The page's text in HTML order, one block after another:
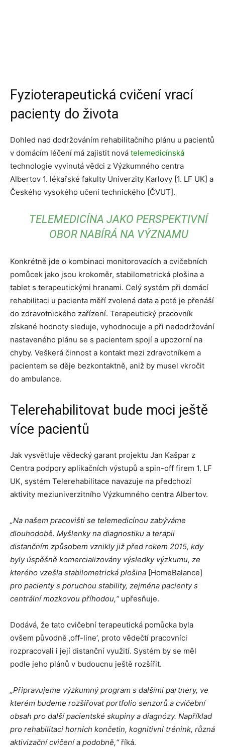
Fyzioterapeutická cvičení vrací
pacienty do života
Dohled nad dodržováním rehabilitačního plánu u pacientů
v domácím léčení má zajistit nová telemedicínská
technologie vyvinutá vědci z Výzkumného centra
Albertov 1. lékařské fakulty Univerzity Karlovy [1. LF UK] a
Českého vysokého učení technického [ČVUT].
TELEMEDICÍNA JAKO PERSPEKTIVNÍ
OBOR NABÍRÁ NA VÝZNAMU
Konkrétně jde o kombinaci monitorovacích a cvičebních
pomůcek jako jsou krokoměr, stabilometrická plošina a
tablet s terapeutickými hranami. Celý systém při domácí
rehabilitaci u pacienta měří zvolená data a poté je přenáší
do zdravotnického zařízení. Terapeutický pracovník
získané hodnoty sleduje, vyhodnocuje a při nedodržování
nastaveného plánu se s pacientem spojí a upozorní na
chyby. Veškerá činnost a kontakt mezi zdravotníkem a
pacientem se děje bezkontaktně, aniž by musel vkročit
do ambulance.
Telerehabilitovat bude moci ještě
více pacientů
Jak vysvětluje vědecký garant projektu Jan Kašpar z
Centra podpory aplikačních výstupů a spin-off firem 1. LF
UK, systém Telerehabilitace navazuje na předchozí
aktivity meziuniverzitního Výzkumného centra Albertov.
„Na našem pracovišti se telemedicínou zabýváme
dlouhodobě. Myšlenky na diagnostiku a terapii
distančním způsobem vznikly již před rokem 2015, kdy
byly úspěšně komercializovány výsledky výzkumu, ze
kterého vzešla stabilometrická plošina [HomeBalance]
pro pacienty s poruchou stability, zejména pacienty s
centrální mozkovou příhodou,“ upřesňuje.
Dodává, že tato cvičební terapeutická pomůcka byla
ovšem původně ‚off-line‘, proto vědečtí pracovníci
rozpracovali i její distanční využití. Systém by se měl
podle jeho plánů v budoucnu ještě rozšířit.
„Připravujeme výzkumný program s dalšími partnery, ve
kterém budeme rozšiřovat portfolio senzorů a cvičební
obsah pro další pacientské skupiny a diagnózy. Například
pro rehabilitaci horních končetin, kognitivní trénink, různá
aktivizační cvičení a podobně,“ říká.